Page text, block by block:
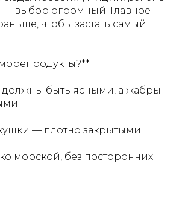
— выбор огромный. Главное —
чтобы застать самый
должны быть ясными, а жабры
— плотно закрытыми.
морской, без посторонних